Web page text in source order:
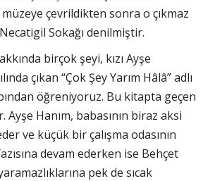
çevrildikten sonra o çıkmaz
Sokağı denilmiştir.
birçok şeyi, kızı Ayşe
çıkan “Çok Şey Yarım Hâlâ” adlı
öğreniyoruz. Bu kitapta geçen
Hanım, babasının biraz aksi
ve küçük bir çalışma odasının
devam ederken ise Behçet
pek de sıcak